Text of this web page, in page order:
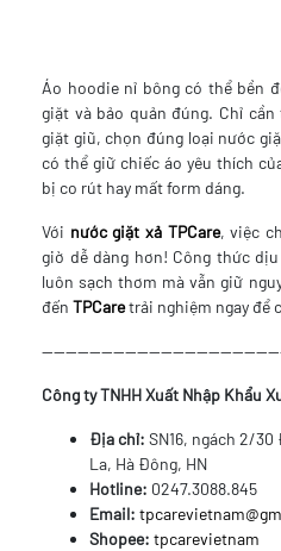
Áo hoodie nỉ bông có thể bền
giặt và bảo quản đúng. Chỉ
giặt giũ, chọn đúng loại nước
có thể giữ chiếc áo yêu thích
bị co rút hay mất form dáng.
Với nước giặt xả TPCare, việc
giờ dễ dàng hơn! Công thức
luôn sạch thơm mà vẫn giữ
đến TPCaretrải nghiệm ngay để
Công ty TNHH Xuất Nhập Khẩu
Địa chỉ: SN16, ngách 2/
La, Hà Đông, HN
Hotline: 0247.3088.845
Email:
Shopee: tpcarevietnam